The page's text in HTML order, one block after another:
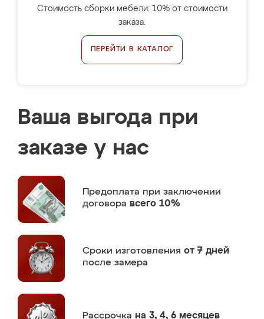
Стоимость сборки мебели: 10% от стоимости
заказа.
ПЕРЕЙТИ В КАТАЛОГ
Ваша выгода при
заказе у нас
Предоплата при заключении
договора всего 10%
Сроки изготовления от 7 дней
после замера
Рассрочка на 3, 4, 6 месяцев